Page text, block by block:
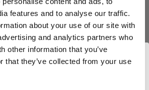
features and to analyse our traffic.
about your use of our site with
and analytics partners who
other information that you’ve
that they’ve collected from your use